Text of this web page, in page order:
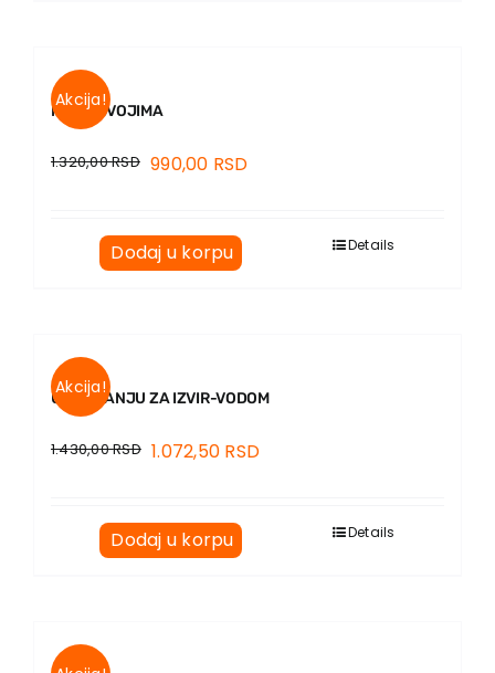
Akcija!
MEĐU SVOJIMA
1.320,00RSD 990,00 RSD
Dodaj u korpu Details
Akcija!
U TRAGANJU ZA IZVIR-VODOM
1.430,00RSD 1.072,50 RSD
Dodaj u korpu Details